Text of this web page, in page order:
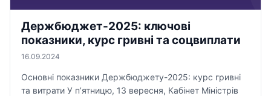
Держбюджет-2025: ключові
показники, курс гривні та соцвиплати
16.09.2024
Основні показники Держбюджету-2025: курс гривні
та витрати У п’ятницю, 13 вересня, Кабінет Міністрів